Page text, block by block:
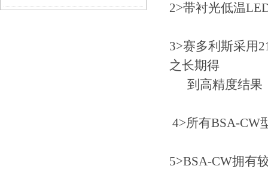
2>带衬光低温
3>赛多利斯采用
之长期得
到高精度结果
4>所有BSA-CW
5>BSA-CW拥有